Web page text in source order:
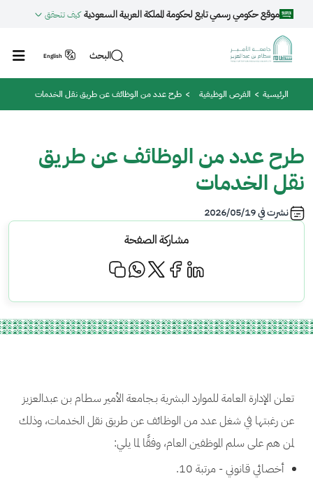
تجاوز إلى المحتوى الرئيسي
موقع حكومي رسمي تابع لحكومة المملكة العربية السعودية كيف تتحقق
البحث English
مسار التنقل
الرئيسية الفرص الوظيفية طرح عدد من الوظائف عن طريق نقل الخدمات
طرح عدد من الوظائف عن طريق
نقل الخدمات
نشرت في2026/05/19
مشاركة الصفحة
تعلن الإدارة العامة للموارد البشرية بـجامعة الأمير سطام بن عبدالعزيز
عن رغبتها في شغل عدد من الوظائف عن طريق نقل الخدمات، وذلك
لمن هم على سلم الموظفين العام، وفقًا لما يلي:
أخصائي قانوني - مرتبة 10.